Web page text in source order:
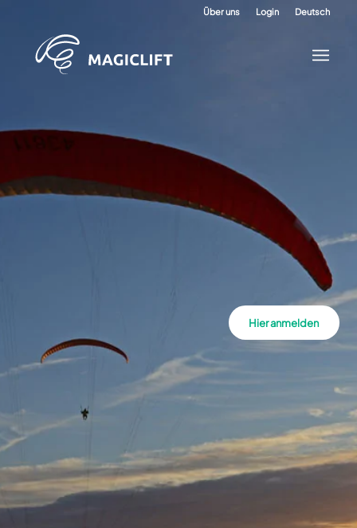
Über uns Login Deutsch
Hier anmelden